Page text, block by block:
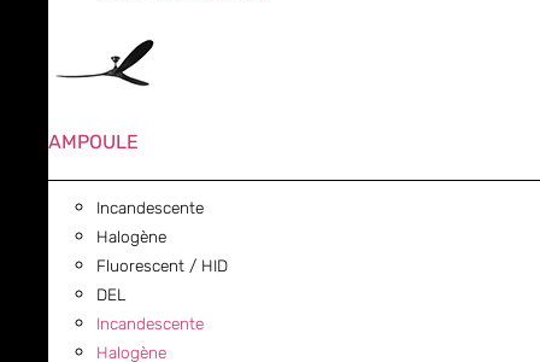
AMPOULE
Incandescente
Halogène
Fluorescent / HID
DEL
Incandescente
Halogène